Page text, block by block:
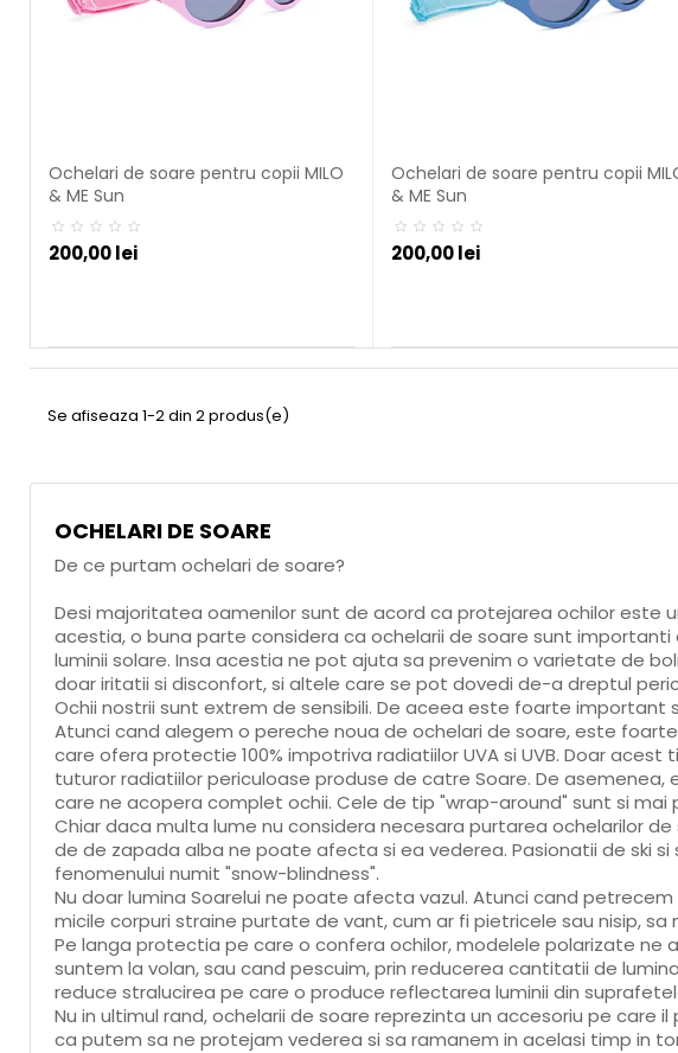
Ochelari de soare pentru copii MILO
& ME Sun
200,00 lei
Ochelari de soare pentru copii
& ME Sun
200,00 lei
Se afiseaza 1-2 din 2 produs(e)
OCHELARI DE SOARE
De ce purtam ochelari de soare?
Desi majoritatea oamenilor sunt de acord ca protejarea ochilor este
acestia, o buna parte considera ca ochelarii de soare sunt
luminii solare. Insa acestia ne pot ajuta sa prevenim o varietate de
doar iritatii si disconfort, si altele care se pot dovedi de-a dreptul
Ochii nostrii sunt extrem de sensibili. De aceea este foarte
Atunci cand alegem o pereche noua de ochelari de soare, este
care ofera protectie 100% impotriva radiatiilor UVA si UVB. Doar
tuturor radiatiilor periculoase produse de catre Soare. De
care ne acopera complet ochii. Cele de tip "wrap-around" sunt si
Chiar daca multa lume nu considera necesara purtarea ochelarilor
de de zapada alba ne poate afecta si ea vederea. Pasionatii de ski si
fenomenului numit "snow-blindness".
Nu doar lumina Soarelui ne poate afecta vazul. Atunci cand
micile corpuri straine purtate de vant, cum ar fi pietricele sau nisip, sa
Pe langa protectia pe care o confera ochilor, modelele polarizate ne
suntem la volan, sau cand pescuim, prin reducerea cantitatii de
reduce stralucirea pe care o produce reflectarea luminii din
Nu in ultimul rand, ochelarii de soare reprezinta un accesoriu pe care
ca putem sa ne protejam vederea si sa ramanem in acelasi timp in